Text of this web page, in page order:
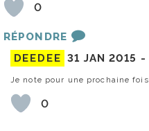
0
RÉPONDRE
DEEDEE 31 JAN 2015 -
Je note pour une prochaine fois
0